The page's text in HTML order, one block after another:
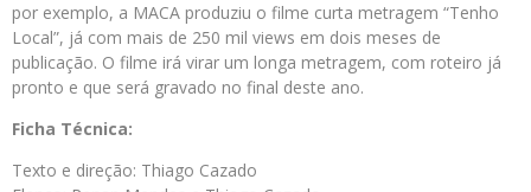
por exemplo, a MACA produziu o filme curta metragem “Tenho
Local”, já com mais de 250 mil views em dois meses de
publicação. O filme irá virar um longa metragem, com roteiro já
pronto e que será gravado no final deste ano.
Ficha Técnica:
Texto e direção: Thiago Cazado